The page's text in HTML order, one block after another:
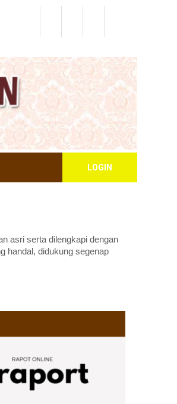
LOGIN
asri serta dilengkapi dengan
handal, didukung segenap